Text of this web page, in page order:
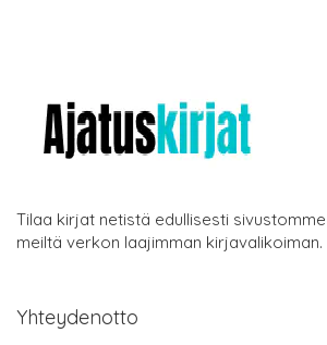
Tilaa kirjat netistä edullisesti
meiltä verkon laajimman kirjavalikoiman.
Yhteydenotto